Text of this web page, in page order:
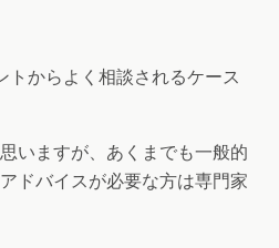
からよく相談されるケース
いますが、あくまでも一般的
ドバイスが必要な方は専門家